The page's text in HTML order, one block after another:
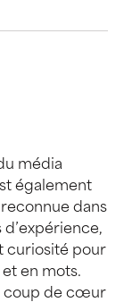
média
également
dans
d’expérience,
curiosité pour
en mots.
coup de cœur